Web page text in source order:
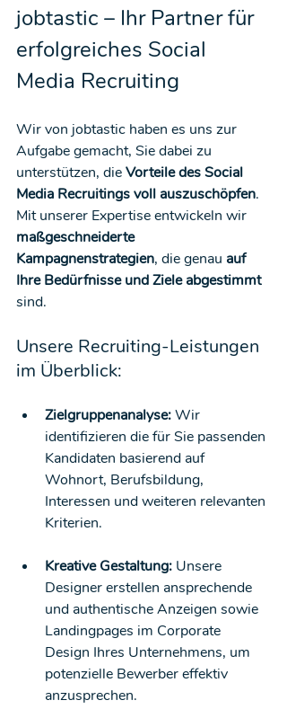
jobtastic – Ihr Partner für
erfolgreiches Social
Media Recruiting
Wir von jobtastic haben es uns zur
Aufgabe gemacht, Sie dabei zu
unterstützen, die Vorteile des Social
Media Recruitings voll auszuschöpfen.
Mit unserer Expertise entwickeln wir
maßgeschneiderte
Kampagnenstrategien, die genau auf
Ihre Bedürfnisse und Ziele abgestimmt
sind.
Unsere Recruiting-Leistungen
im Überblick:
Zielgruppenanalyse: Wir
identifizieren die für Sie passenden
Kandidaten basierend auf
Wohnort, Berufsbildung,
Interessen und weiteren relevanten
Kriterien.
Kreative Gestaltung: Unsere
Designer erstellen ansprechende
und authentische Anzeigen sowie
Landingpages im Corporate
Design Ihres Unternehmens, um
potenzielle Bewerber effektiv
anzusprechen.